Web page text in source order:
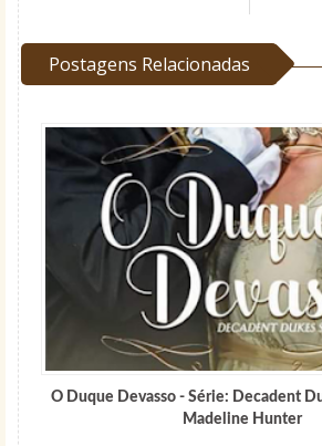
Postagens Relacionadas
O Duque Devasso - Série: Decadent
Madeline Hunter